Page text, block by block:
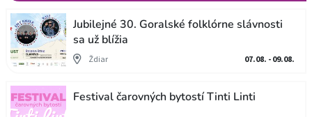
Jubilejné 30. Goralské folklórne slávnosti
sa už blížia
Ždiar 07.08. - 09.08.
Festival čarovných bytostí Tinti Linti